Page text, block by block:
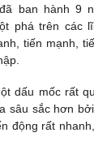
ban hành 9
phá trên các
tiến mạnh,
dấu mốc rất
sâu sắc hơn
động rất